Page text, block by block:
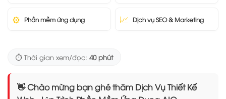
⚙️ Phần mềm ứng dụng 📈 Dịch vụ SEO & Marketing
⏱️ Thời gian xem/đọc: 40 phút
👋 Chào mừng bạn ghé thăm Dịch Vụ Thiết Kế